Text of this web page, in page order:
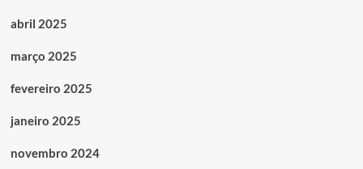
abril 2025
março 2025
fevereiro 2025
janeiro 2025
novembro 2024